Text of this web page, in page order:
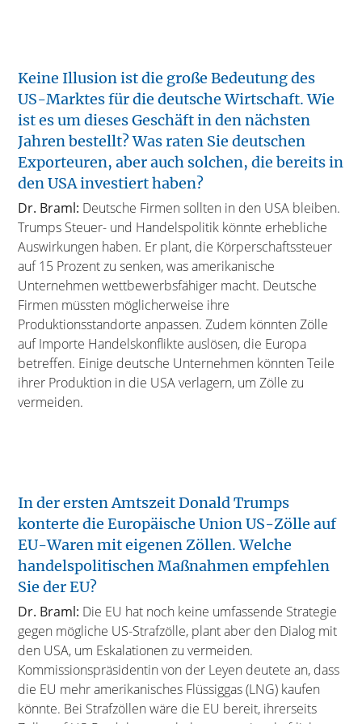
Keine Illusion ist die große Bedeutung des
US-Marktes für die deutsche Wirtschaft. Wie
ist es um dieses Geschäft in den nächsten
Jahren bestellt? Was raten Sie deutschen
Exporteuren, aber auch solchen, die bereits in
den USA investiert haben?
Dr. Braml: Deutsche Firmen sollten in den USA bleiben.
Trumps Steuer- und Handelspolitik könnte erhebliche
Auswirkungen haben. Er plant, die Körperschaftssteuer
auf 15 Prozent zu senken, was amerikanische
Unternehmen wettbewerbsfähiger macht. Deutsche
Firmen müssten möglicherweise ihre
Produktionsstandorte anpassen. Zudem könnten Zölle
auf Importe Handelskonflikte auslösen, die Europa
betreffen. Einige deutsche Unternehmen könnten Teile
ihrer Produktion in die USA verlagern, um Zölle zu
vermeiden.
In der ersten Amtszeit Donald Trumps
konterte die Europäische Union US-Zölle auf
EU-Waren mit eigenen Zöllen. Welche
handelspolitischen Maßnahmen empfehlen
Sie der EU?
Dr. Braml: Die EU hat noch keine umfassende Strategie
gegen mögliche US-Strafzölle, plant aber den Dialog mit
den USA, um Eskalationen zu vermeiden.
Kommissionspräsidentin von der Leyen deutete an, dass
die EU mehr amerikanisches Flüssiggas (LNG) kaufen
könnte. Bei Strafzöllen wäre die EU bereit, ihrerseits